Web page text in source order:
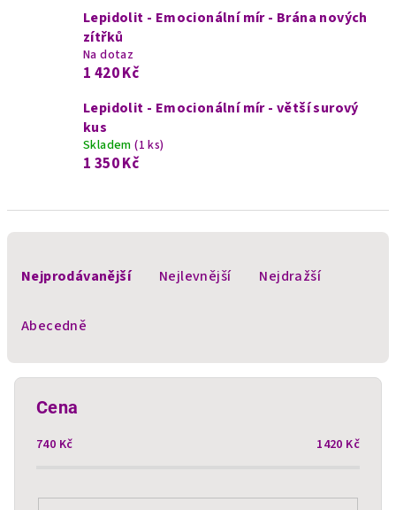
Lepidolit - Emocionální mír - Brána nových
zítřků
Na dotaz
1 420 Kč
Lepidolit - Emocionální mír - větší surový
kus
Skladem(1 ks)
1 350 Kč
Nejprodávanější Nejlevnější Nejdražší
Abecedně
Cena
740 Kč 1420 Kč